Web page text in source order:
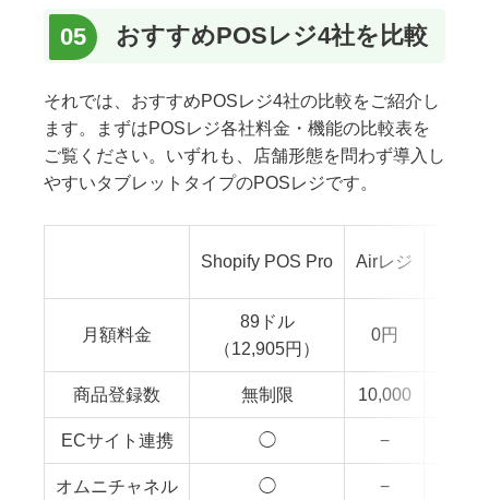
おすすめPOSレジ4社を比較
それでは、おすすめPOSレジ4社の比較をご紹介し
ます。まずはPOSレジ各社料金・機能の比較表を
ご覧ください。いずれも、店舗形態を問わず導入し
やすいタブレットタイプのPOSレジです。
Shopify POS Pro Airレジ
月額料金
89ドル
（12,905円）
0円
商品登録数 無制限 10,000
ECサイト連携 ◯ −
オムニチャネル ◯ −